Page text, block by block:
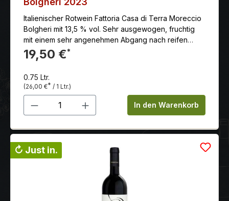
Italienischer Rotwein Fattoria Casa di Terra Moreccio
Bolgheri mit 13,5 % vol. Sehr ausgewogen, fruchtig
mit einem sehr angenehmen Abgang nach reifen
roten Beeren.
19,50 €*
0.75 Ltr.
(26,00 €* / 1 Ltr.)
Produkt Anzahl: Gib denIn den Warenkorb
↻ Just in.